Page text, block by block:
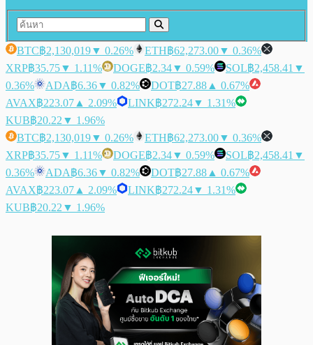
BTC฿2,130,019▼ 0.26% ETH฿62,273.00▼ 0.36%
XRP฿35.75▼ 1.11% DOGE฿2.34▼ 0.59% SOL฿2,458.41 ▼
0.36%
ADA฿6.36▼ 0.82% DOT฿27.88 ▲ 0.67%
AVAX฿223.07 ▲ 2.09% LINK฿272.24▼ 1.31%
KUB฿20.22 ▼ 1.96%
BTC฿2,130,019▼ 0.26% ETH฿62,273.00▼ 0.36%
XRP฿35.75▼ 1.11% DOGE฿2.34▼ 0.59% SOL฿2,458.41 ▼
0.36%
ADA฿6.36▼ 0.82% DOT฿27.88 ▲ 0.67%
AVAX฿223.07 ▲ 2.09% LINK฿272.24▼ 1.31%
KUB฿20.22 ▼ 1.96%